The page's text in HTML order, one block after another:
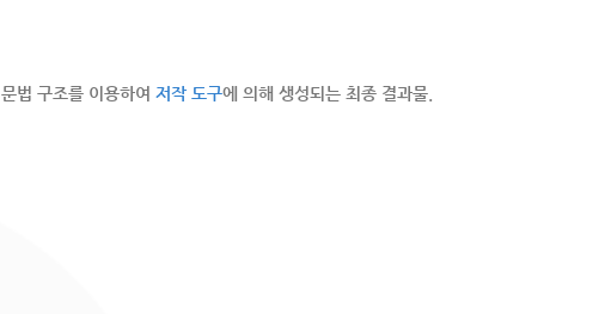
법 구조를 이용하여 저작 도구에 의해 생성되는 최종 결과물.